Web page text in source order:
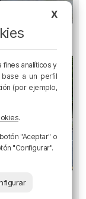
mujer en
Bizkaia y
X
analíticos y
base a un perfil
(por ejemplo,
.
"Aceptar" o
"Configurar".